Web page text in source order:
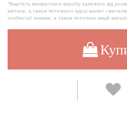
*Вартість конкретного виробу залежить від
металу, а також поточного курсу валют і
особистої знижки, а також поточних акцій